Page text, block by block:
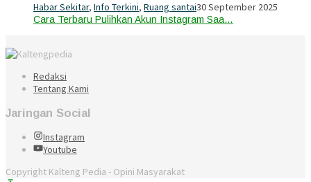
Habar Sekitar, Info Terkini, Ruang santai30 September 2025
Cara Terbaru Pulihkan Akun Instagram Saa…
Redaksi
Tentang Kami
Jaringan Social
Instagram
Youtube
Copyright Kalteng Pedia - Opini Masyarakat